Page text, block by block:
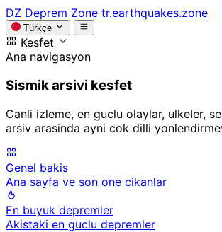
DZ Deprem Zone tr.earthquakes.zone
Türkçe
Kesfet
Ana navigasyon
Sismik arsivi kesfet
Canli izleme, en guclu olaylar, ulkeler,
arsiv arasinda ayni cok dilli
Genel bakis
Ana sayfa ve son one cikanlar
En buyuk depremler
Akistaki en guclu depremler